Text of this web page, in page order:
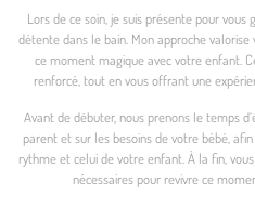
Lors de ce soin, je suis présente pour
détente dans le bain. Mon approche
ce moment magique avec votre enfant.
renforcé, tout en vous offrant une
Avant de débuter, nous prenons le temps
parent et sur les besoins de votre bébé,
rythme et celui de votre enfant. À la fin,
nécessaires pour revivre ce